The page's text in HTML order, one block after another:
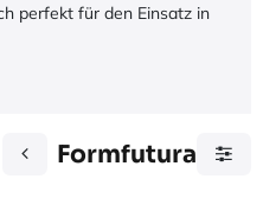
perfekt für den Einsatz in
Formfutura